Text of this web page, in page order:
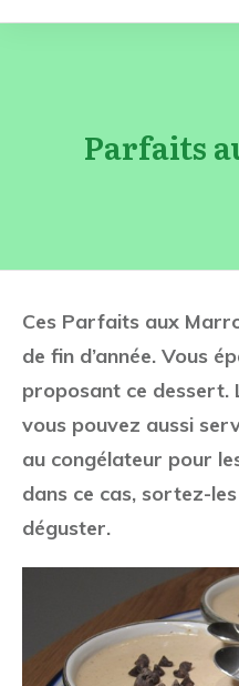
Parfaits
Ces Parfaits aux
de fin d’année. Vous
proposant ce
vous pouvez aussi
au congélateur pour
dans ce cas, sortez-
déguster.